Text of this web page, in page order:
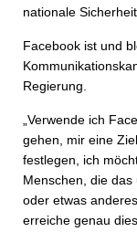
nationale
Facebook ist und
Regierung.
„Verwende ich
gehen, mir eine
festlegen, ich
Menschen, die
oder etwas
erreiche genau